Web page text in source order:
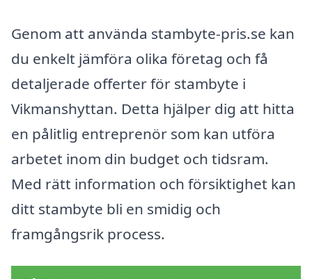
Genom att använda stambyte-pris.se kan
du enkelt jämföra olika företag och få
detaljerade offerter för stambyte i
Vikmanshyttan. Detta hjälper dig att hitta
en pålitlig entreprenör som kan utföra
arbetet inom din budget och tidsram.
Med rätt information och försiktighet kan
ditt stambyte bli en smidig och
framgångsrik process.